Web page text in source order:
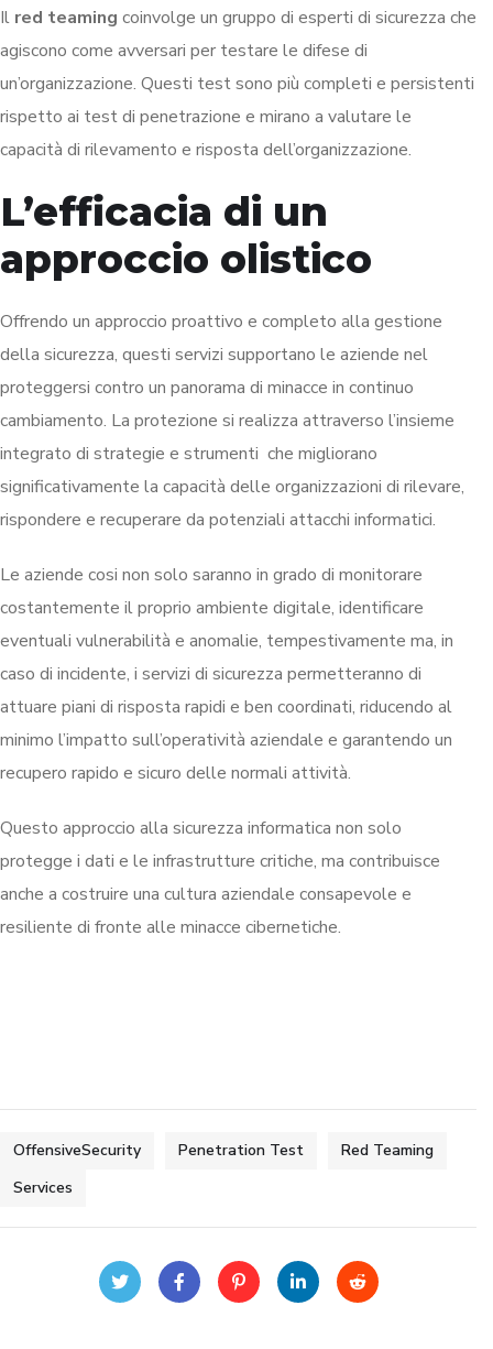
Il red teaming coinvolge un gruppo di esperti di sicurezza che
agiscono come avversari per testare le difese di
un’organizzazione. Questi test sono più completi e persistenti
rispetto ai test di penetrazione e mirano a valutare le
capacità di rilevamento e risposta dell’organizzazione.
L’efficacia di un
approccio olistico
Offrendo un approccio proattivo e completo alla gestione
della sicurezza, questi servizi supportano le aziende nel
proteggersi contro un panorama di minacce in continuo
cambiamento. La protezione si realizza attraverso l’insieme
integrato di strategie e strumenti che migliorano
significativamente la capacità delle organizzazioni di rilevare,
rispondere e recuperare da potenziali attacchi informatici.
Le aziende cosi non solo saranno in grado di monitorare
costantemente il proprio ambiente digitale, identificare
eventuali vulnerabilità e anomalie, tempestivamente ma, in
caso di incidente, i servizi di sicurezza permetteranno di
attuare piani di risposta rapidi e ben coordinati, riducendo al
minimo l’impatto sull’operatività aziendale e garantendo un
recupero rapido e sicuro delle normali attività.
Questo approccio alla sicurezza informatica non solo
protegge i dati e le infrastrutture critiche, ma contribuisce
anche a costruire una cultura aziendale consapevole e
resiliente di fronte alle minacce cibernetiche.
OffensiveSecurity Penetration Test
Red Teaming
Services